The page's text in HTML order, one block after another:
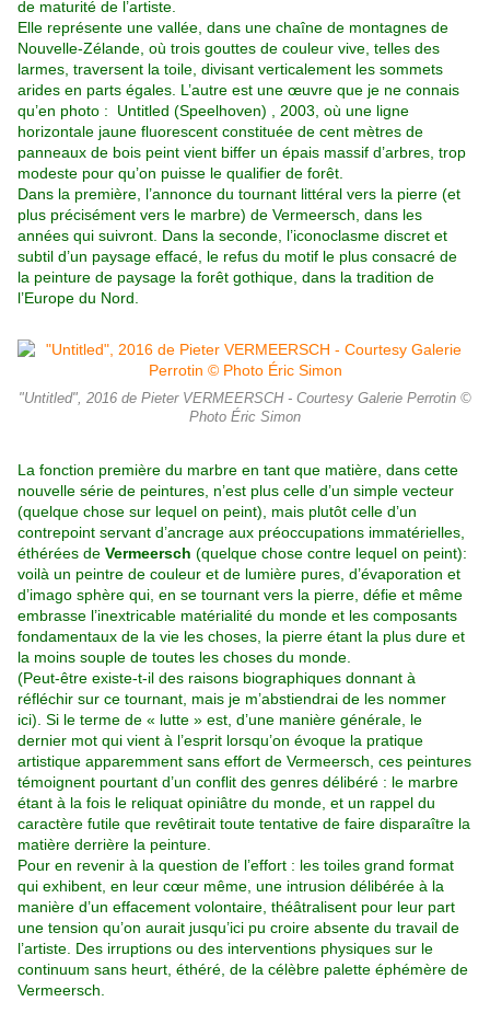
de maturité de l’artiste.
Elle représente une vallée, dans une chaîne de montagnes de
Nouvelle-Zélande, où trois gouttes de couleur vive, telles des
larmes, traversent la toile, divisant verticalement les sommets
arides en parts égales. L’autre est une œuvre que je ne connais
qu’en photo : Untitled (Speelhoven) , 2003, où une ligne
horizontale jaune fluorescent constituée de cent mètres de
panneaux de bois peint vient biffer un épais massif d’arbres, trop
modeste pour qu’on puisse le qualifier de forêt.
Dans la première, l’annonce du tournant littéral vers la pierre (et
plus précisément vers le marbre) de Vermeersch, dans les
années qui suivront. Dans la seconde, l’iconoclasme discret et
subtil d’un paysage effacé, le refus du motif le plus consacré de
la peinture de paysage la forêt gothique, dans la tradition de
l’Europe du Nord.
"Untitled", 2016 de Pieter VERMEERSCH - Courtesy Galerie Perrotin ©
Photo Éric Simon
La fonction première du marbre en tant que matière, dans cette
nouvelle série de peintures, n’est plus celle d’un simple vecteur
(quelque chose sur lequel on peint), mais plutôt celle d’un
contrepoint servant d’ancrage aux préoccupations immatérielles,
éthérées de Vermeersch (quelque chose contre lequel on peint):
voilà un peintre de couleur et de lumière pures, d’évaporation et
d’imago sphère qui, en se tournant vers la pierre, défie et même
embrasse l’inextricable matérialité du monde et les composants
fondamentaux de la vie les choses, la pierre étant la plus dure et
la moins souple de toutes les choses du monde.
(Peut-être existe-t-il des raisons biographiques donnant à
réfléchir sur ce tournant, mais je m’abstiendrai de les nommer
ici). Si le terme de « lutte » est, d’une manière générale, le
dernier mot qui vient à l’esprit lorsqu’on évoque la pratique
artistique apparemment sans effort de Vermeersch, ces peintures
témoignent pourtant d’un conflit des genres délibéré : le marbre
étant à la fois le reliquat opiniâtre du monde, et un rappel du
caractère futile que revêtirait toute tentative de faire disparaître la
matière derrière la peinture.
Pour en revenir à la question de l’effort : les toiles grand format
qui exhibent, en leur cœur même, une intrusion délibérée à la
manière d’un effacement volontaire, théâtralisent pour leur part
une tension qu’on aurait jusqu’ici pu croire absente du travail de
l’artiste. Des irruptions ou des interventions physiques sur le
continuum sans heurt, éthéré, de la célèbre palette éphémère de
Vermeersch.